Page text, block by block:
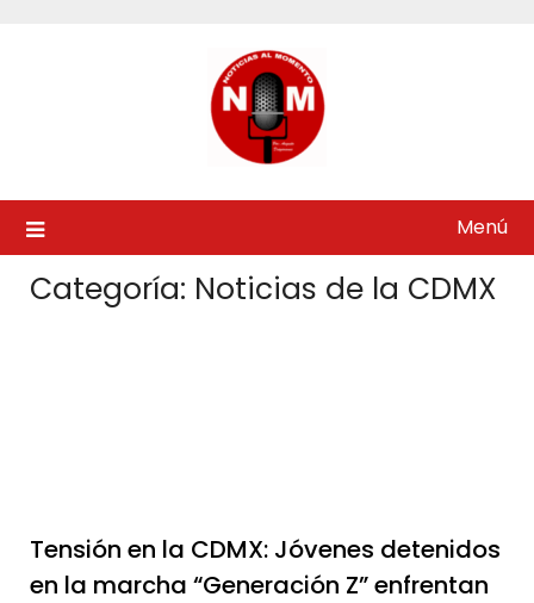
Menú
Categoría: Noticias de la CDMX
Tensión en la CDMX: Jóvenes detenidos
en la marcha “Generación Z” enfrentan